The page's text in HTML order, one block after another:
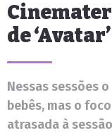
de ‘Avatar’
Nessas sessões
bebês, mas o
atrasada à